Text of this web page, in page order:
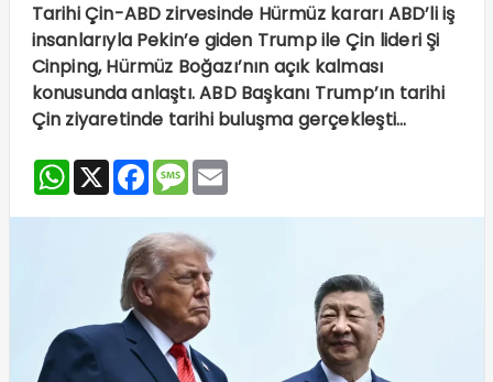
Tarihi Çin-ABD zirvesinde Hürmüz kararı ABD’li iş
insanlarıyla Pekin’e giden Trump ile Çin lideri Şi
Cinping, Hürmüz Boğazı’nın açık kalması
konusunda anlaştı. ABD Başkanı Trump’ın tarihi
Çin ziyaretinde tarihi buluşma gerçekleşti…
WhatsApp
X Facebook
Message
Email